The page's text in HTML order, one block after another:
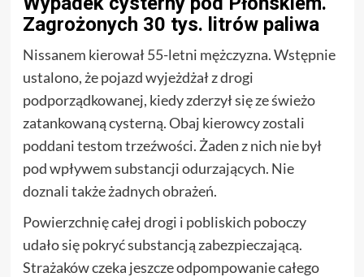
Zagrożonych 30 tys. litrów paliwa
Nissanem kierował 55-letni mężczyzna. Wstępnie
ustalono, że pojazd wyjeżdżał z drogi
podporządkowanej, kiedy zderzył się ze świeżo
zatankowaną cysterną. Obaj kierowcy zostali
poddani testom trzeźwości. Żaden z nich nie był
pod wpływem substancji odurzających. Nie
doznali także żadnych obrażeń.
Powierzchnię całej drogi i pobliskich poboczy
udało się pokryć substancją zabezpieczającą.
Strażaków czeka jeszcze odpompowanie całego